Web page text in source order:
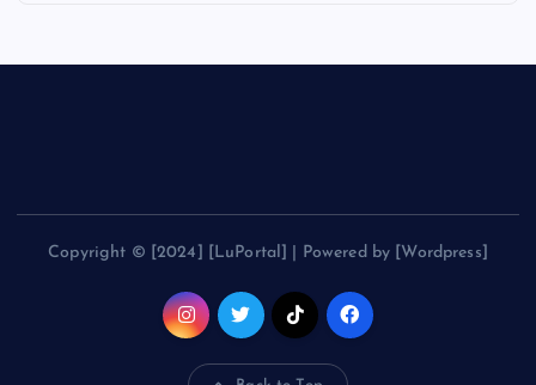
Copyright © [2024] [LuPortal] | Powered by [Wordpress]